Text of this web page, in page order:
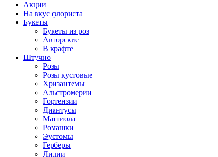
Акции
На вкус флориста
Букеты
Букеты из роз
Авторские
В крафте
Штучно
Розы
Розы кустовые
Хризантемы
Альстромерии
Гортензии
Диантусы
Маттиола
Ромашки
Эустомы
Герберы
Лилии